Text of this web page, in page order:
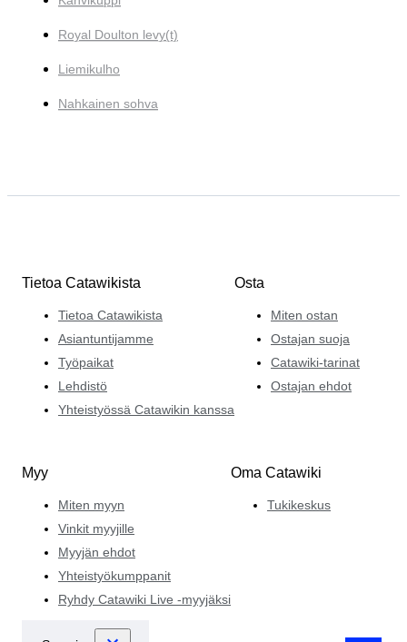
Royal Doulton levy(t)
Liemikulho
Nahkainen sohva
Tietoa Catawikista
Tietoa Catawikista
Asiantuntijamme
Työpaikat
Lehdistö
Yhteistyössä Catawikin kanssa
Osta
Miten ostan
Ostajan suoja
Catawiki-tarinat
Ostajan ehdot
Myy
Miten myyn
Vinkit myyjille
Myyjän ehdot
Yhteistyökumppanit
Ryhdy Catawiki Live -myyjäksi
Oma Catawiki
Tukikeskus